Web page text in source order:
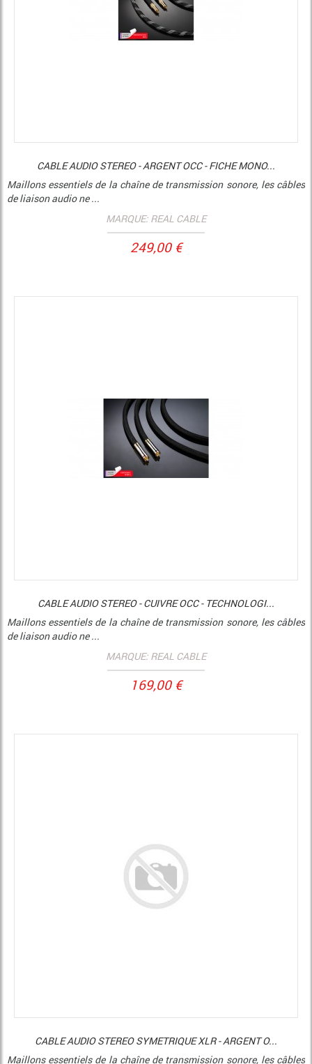
CABLE AUDIO STEREO - ARGENT OCC - FICHE MONO...
Maillons essentiels de la chaîne de transmission sonore, les câbles
de liaison audio ne ...
MARQUE: REAL CABLE
249,00 €
CABLE AUDIO STEREO - CUIVRE OCC - TECHNOLOGI...
Maillons essentiels de la chaîne de transmission sonore, les câbles
de liaison audio ne ...
MARQUE: REAL CABLE
169,00 €
CABLE AUDIO STEREO SYMETRIQUE XLR - ARGENT O...
Maillons essentiels de la chaîne de transmission sonore, les câbles